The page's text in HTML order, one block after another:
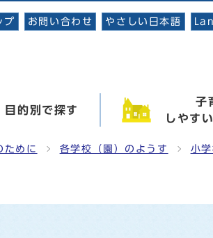
プ お問い合わせ やさしい日本語
目的別で探す
子
しやす
ために 各学校（園）のようす 小